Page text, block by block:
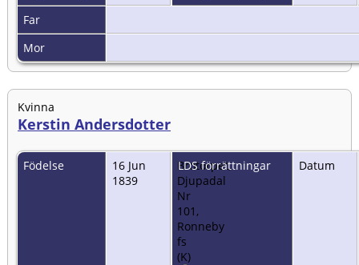
Far
Mor
Kvinna
Kerstin Andersdotter
Födelse
16 Jun
1839
Brotorpet,
Djupadal
Nr
101,
Ronneby
fs
(K)
LDS förrättningar Datum